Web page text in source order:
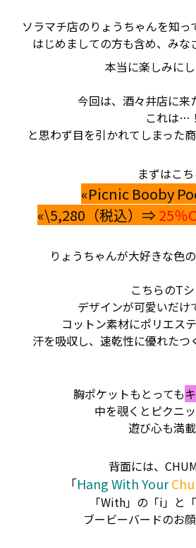
ソラマチ店のりょうちゃんを知っ
はじめましての方も含め、みな
本当に楽しみに
今回は、酒々井店に来
これは…
と思わず目を引かれてしまった
まずはこ
«Picnic Booby
«\5,280（税込）⇒25％
りょうちゃんが大好きな色の
こちらのTシ
デザインが可愛いだけ
コットン素材にポリエス
汗を吸収し、速乾性に優れた
胸ポケットもとっても
中を覗くとピクニ
遊び心も満
背面には、
「Hang With Your
「With」の「i」と
ブービーバードのお